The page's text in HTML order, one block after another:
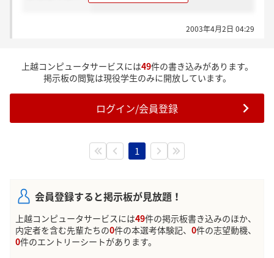
2003年4月2日 04:29
上越コンピュータサービスには49件の書き込みがあります。
掲示板の閲覧は現役学生のみに開放しています。
ログイン/会員登録
1
会員登録すると掲示板が見放題！
上越コンピュータサービスには49件の掲示板書き込みのほか、
内定者を含む先輩たちの0件の本選考体験記、 0件の志望動機、
0件のエントリーシートがあります。